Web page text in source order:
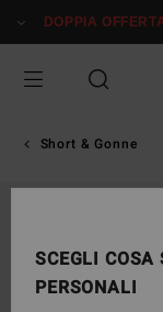
alle
prodotto
DOPPIA
Short & Gonne
SCEGLI COSA
PERSONALI